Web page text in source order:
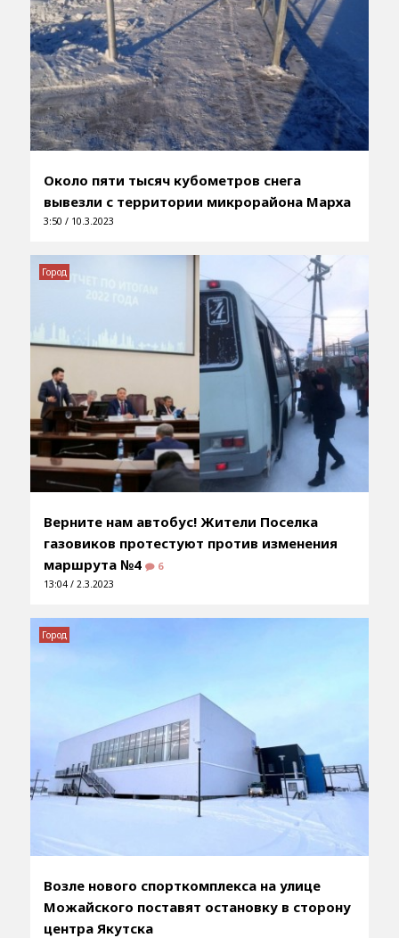
Около пяти тысяч кубометров снега
вывезли с территории микрорайона Марха
3:50 / 10.3.2023
Верните нам автобус! Жители Поселка
газовиков протестуют против изменения
маршрута №4
6
13:04 / 2.3.2023
Город
Возле нового спорткомплекса на улице
Можайского поставят остановку в сторону
центра Якутска
Город